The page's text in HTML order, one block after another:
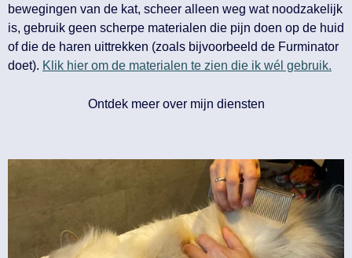
bewegingen van de kat, scheer alleen weg wat noodzakelijk
is, gebruik geen scherpe materialen die pijn doen op de huid
of die de haren uittrekken (zoals bijvoorbeeld de Furminator
doet). Klik hier om de materialen te zien die ik wél gebruik.
Ontdek meer over mijn diensten